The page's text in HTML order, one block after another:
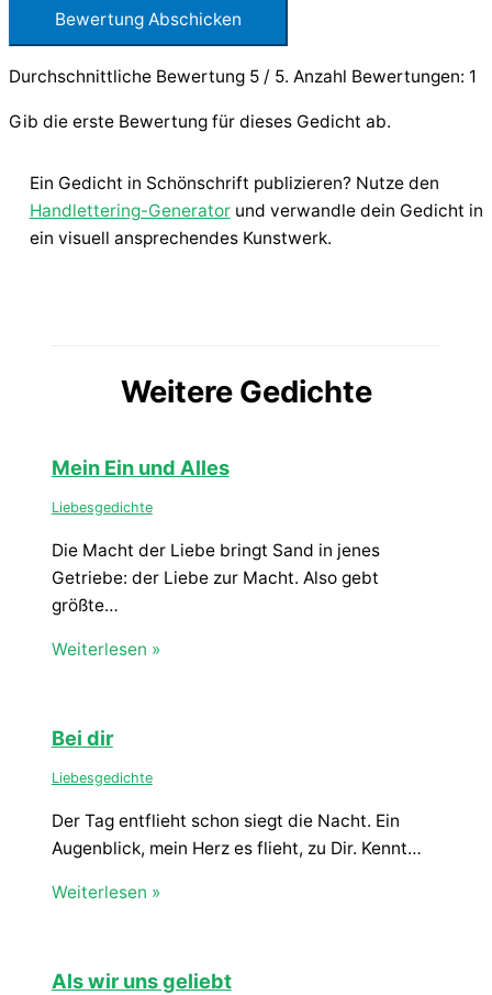
Bewertung Abschicken
Durchschnittliche Bewertung 5 / 5. Anzahl Bewertungen: 1
Gib die erste Bewertung für dieses Gedicht ab.
Ein Gedicht in Schönschrift publizieren? Nutze den
Handlettering-Generatorund verwandle dein Gedicht in
ein visuell ansprechendes Kunstwerk.
Weitere Gedichte
Mein Ein und Alles
Liebesgedichte
Die Macht der Liebe bringt Sand in jenes
Getriebe: der Liebe zur Macht. Also gebt
größte…
Weiterlesen »
Bei dir
Liebesgedichte
Der Tag entflieht schon siegt die Nacht. Ein
Augenblick, mein Herz es flieht, zu Dir. Kennt…
Weiterlesen »
Als wir uns geliebt